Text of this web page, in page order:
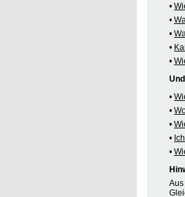
•
•
•
•
•
•
•
•
•
•